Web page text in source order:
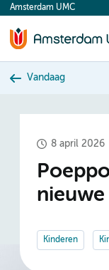
content
Amsterdam UMC
Vandaag
8 april 2026
Kinderen